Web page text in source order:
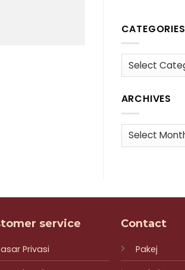
CATEGORIES
Categories
ARCHIVES
Archives
service
Privasi
Contact
Pakej